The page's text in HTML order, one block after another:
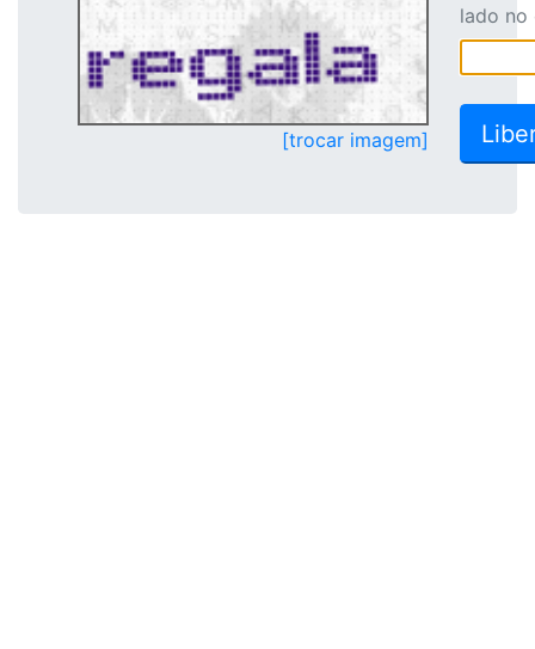
[trocar imagem]
lado no